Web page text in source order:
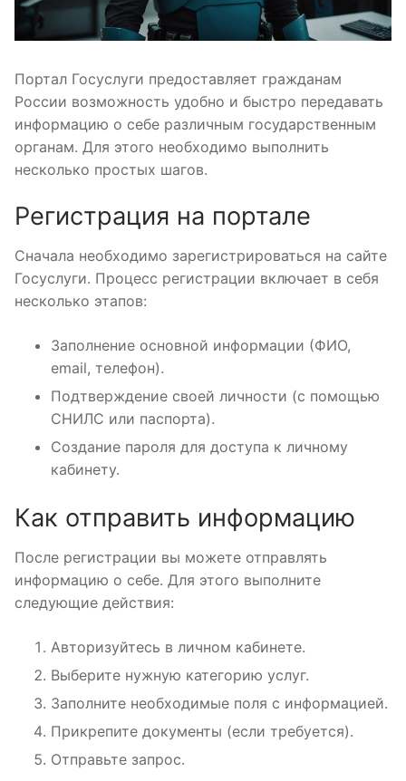
Портал Госуслуги предоставляет гражданам
России возможность удобно и быстро передавать
информацию о себе различным государственным
органам. Для этого необходимо выполнить
несколько простых шагов.
Регистрация на портале
Сначала необходимо зарегистрироваться на сайте
Госуслуги. Процесс регистрации включает в себя
несколько этапов:
Заполнение основной информации (ФИО,
email, телефон).
Подтверждение своей личности (с помощью
СНИЛС или паспорта).
Создание пароля для доступа к личному
кабинету.
Как отправить информацию
После регистрации вы можете отправлять
информацию о себе. Для этого выполните
следующие действия:
Авторизуйтесь в личном кабинете.
Выберите нужную категорию услуг.
Заполните необходимые поля с информацией.
Прикрепите документы (если требуется).
Отправьте запрос.